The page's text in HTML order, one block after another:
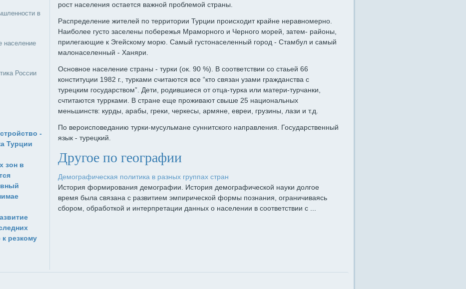
в
население
России
-
Турции
зон в
резкому
рост населения остается важной проблемой страны.
Распределение жителей по территории Турции происходит крайне неравномерно.
Наиболее густо заселены побережья Мраморного и Черного морей, затем- районы,
прилегающие к Эгейскому морю. Самый густонаселенный город - Стамбул и самый
малонаселенный - Ханяри.
Основное население страны - турки (ок. 90 %). В соответствии со стаьей 66
конституции 1982 г., турками считаются все “кто связан узами гражданства с
турецким государством”. Дети, родившиеся от отца-турка или матери-турчанки,
счтитаются туррками. В стране еще проживают свыше 25 национальных
меньшинств: курды, арабы, греки, черкесы, армяне, евреи, грузины, лази и т.д.
По вероисповеданию турки-мусульмане суннитского направления. Государственный
язык - турецкий.
Другое по географии
Демографическая политика в разных группах стран
История формирования демографии. История демографической науки долгое
время была связана с развитием эмпирической формы познания, ограничиваясь
сбором, обработкой и интерпретации данных о населении в соответствии с ...